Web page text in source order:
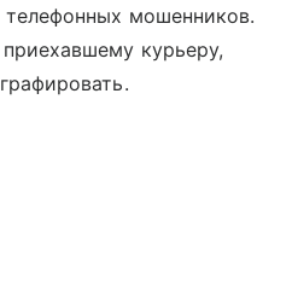
мошенников.
курьеру,